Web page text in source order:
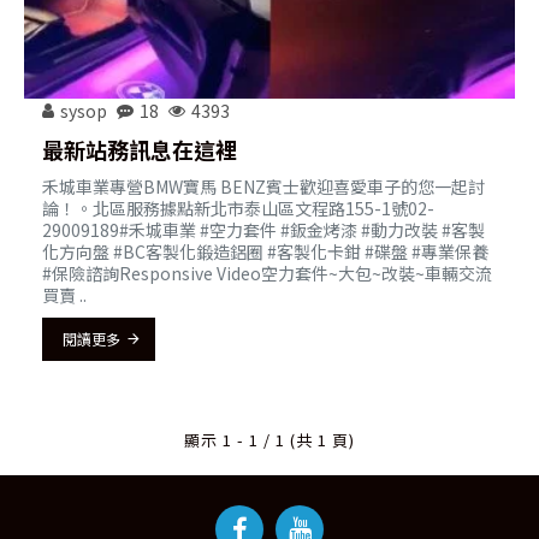
sysop 18 4393
最新站務訊息在這裡
禾城車業專營BMW寶馬 BENZ賓士歡迎喜愛車子的您一起討
論！。北區服務據點新北市泰山區文程路155-1號02-
29009189#禾城車業 #空力套件 #鈑金烤漆 #動力改裝 #客製
化方向盤 #BC客製化鍛造鋁圈 #客製化卡鉗 #碟盤 #專業保養
#保險諮詢Responsive Video空力套件~大包~改裝~車輛交流
買賣 ..
閱讀更多
顯示 1 - 1 / 1 (共 1 頁)